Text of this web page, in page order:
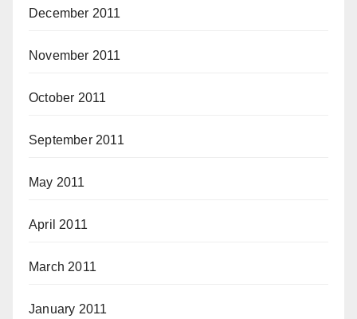
December 2011
November 2011
October 2011
September 2011
May 2011
April 2011
March 2011
January 2011